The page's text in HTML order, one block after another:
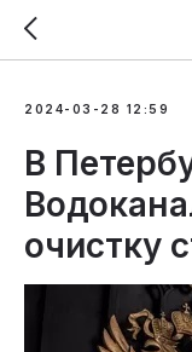
2024-03-28 12:59
В
очистку